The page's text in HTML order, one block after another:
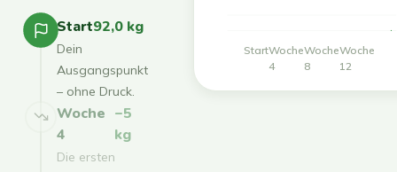
Start92,0 kg
Dein
Ausgangspunkt
– ohne Druck.
Woche
4
−5
kg
Die ersten
StartWoche
4
Woche
8
Woche
12